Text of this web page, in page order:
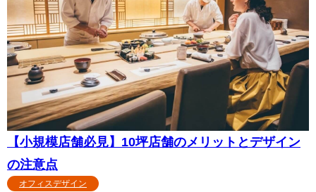
【小規模店舗必見】10坪店舗のメリットとデザイン
の注意点
オフィスデザイン